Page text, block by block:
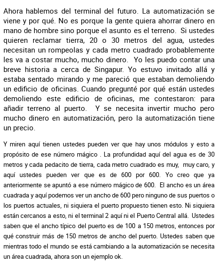
Ahora hablemos del terminal del futuro. La automatización se
viene y por qué. No es porque la gente quiera ahorrar dinero en
mano de hombre sino porque el asunto es el terreno. Si ustedes
quieren reclamar tierra, 20 o 30 metros del agua, ustedes
necesitan un rompeolas y cada metro cuadrado probablemente
les va a costar mucho, mucho dinero. Yo les puedo contar una
breve historia a cerca de Singapur. Yo estuvo invitado allá y
estaba sentado mirando y me pareció que estaban demoliendo
un edificio de oficinas. Cuando pregunté por qué están ustedes
demoliendo este edificio de oficinas, me contestaron: para
añadir terreno al puerto. Y se necesita invertir mucho pero
mucho dinero en automatización, pero la automatización tiene
un precio.
Y miren aquí tienen ustedes pueden ver que hay unos módulos y esto a
propósito de ese número mágico . La profundidad aquí del agua es de 30
metros y cada pedacito de tierra, cada metro cuadrado es muy, muy caro, y
aquí ustedes pueden ver que es de 600 por 600. Yo creo que ya
anteriormente se apuntó a ese número mágico de 600. El ancho es un área
cuadrada y aquí podemos ver un ancho de 600 pero ninguno de sus puertos o
los puertos actuales, ni siquiera el puerto propuesto tienen esto. Ni siquiera
están cercanos a esto, ni el terminal 2 aquí ni el Puerto Central allá. Ustedes
saben que el ancho típico del puerto es de 100 a 150 metros, entonces por
qué construir más de 150 metros de ancho del puerto. Ustedes saben que
mientras todo el mundo se está cambiando a la automatización se necesita
un área cuadrada, ahora son un ejemplo ok.